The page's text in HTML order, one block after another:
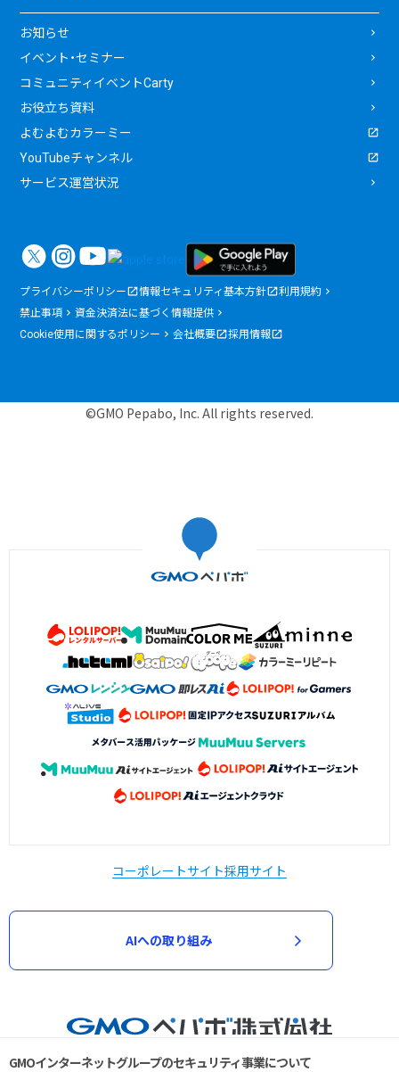
お知らせ
イベント・セミナー
コミュニティイベントCarty
お役立ち資料
よむよむカラーミー
YouTubeチャンネル
サービス運営状況
プライバシーポリシー 情報セキュリティ基本方針
利用規約
禁止事項
資金決済法に基づく情報提供
Cookie使用に関するポリシー
会社概要 採用情報
©GMO Pepabo, Inc. All rights reserved.
コーポレートサイト採用サイト
AIへの取り組み
GMOインターネットグループのセキュリティ事業について